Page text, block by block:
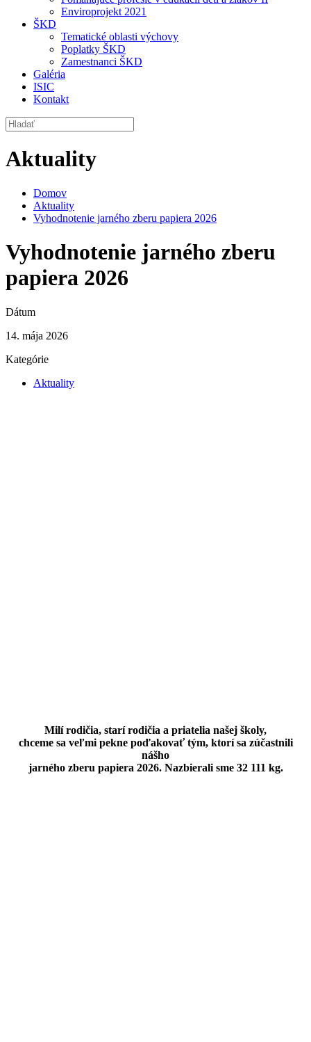
Enviroprojekt 2021
ŠKD
Tematické oblasti výchovy
Poplatky ŠKD
Zamestnanci ŠKD
Galéria
ISIC
Kontakt
Aktuality
Domov
Aktuality
Vyhodnotenie jarného zberu papiera 2026
Vyhodnotenie jarného zberu
papiera 2026
Dátum
14. mája 2026
Kategórie
Aktuality
Milí rodičia, starí rodičia a priatelia našej školy,
chceme sa veľmi pekne poďakovať tým, ktorí sa zúčastnili
nášho
jarného zberu papiera 2026. Nazbierali sme 32 111 kg.